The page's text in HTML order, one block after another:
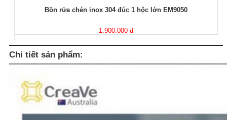
Bồn rửa chén inox 304 đúc 1 hộc lớn EM9050
1.900.000 đ
Chi tiết sản phẩm: